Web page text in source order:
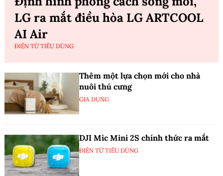
LG ra mắt điều hòa LG ARTCOOL
AI Air
ĐIỆN TỬ TIÊU DÙNG
Thêm một lựa chọn mới cho nhà
nuôi thú cưng
GIA DỤNG
DJI Mic Mini 2S chính thức ra mắt
ĐIỆN TỬ TIÊU DÙNG